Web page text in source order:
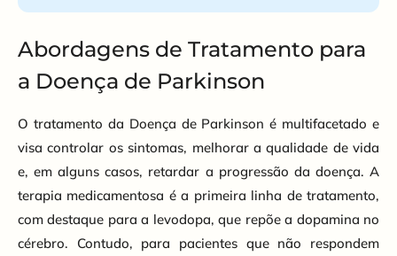
Abordagens de Tratamento para
a Doença de Parkinson
O tratamento da Doença de Parkinson é multifacetado e
visa controlar os sintomas, melhorar a qualidade de vida
e, em alguns casos, retardar a progressão da doença. A
terapia medicamentosa é a primeira linha de tratamento,
com destaque para a levodopa, que repõe a dopamina no
cérebro. Contudo, para pacientes que não respondem